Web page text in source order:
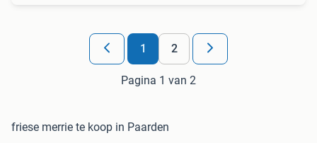
1 2
Pagina 1 van 2
friese merrie te koop in Paarden